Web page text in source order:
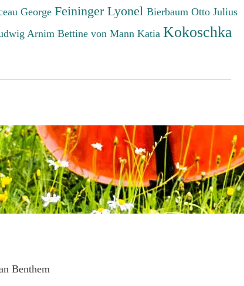
George Feininger Lyonel Bierbaum Otto Julius
Arnim Bettine von Mann Katia Kokoschka
Benthem